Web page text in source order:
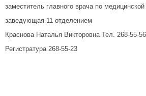
заместитель главного врача по медицинской
заведующая 11 отделением
Краснова Наталья Викторовна Тел. 268-55-56
Регистратура 268-55-23